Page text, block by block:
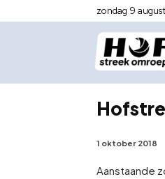
zondag 9
1 oktober 2018
Aanstaande